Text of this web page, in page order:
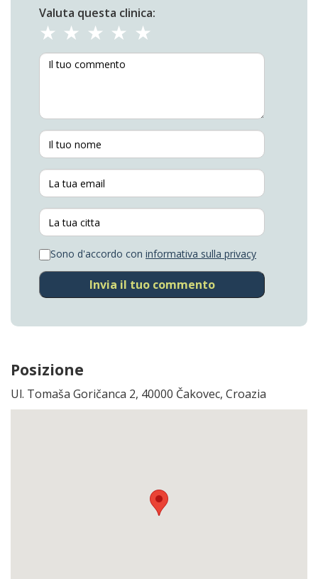
Valuta questa clinica:
Sono d'accordo con informativa sulla privacy
Invia il tuo commento
Posizione
Ul. Tomaša Goričanca 2, 40000 Čakovec, Croazia